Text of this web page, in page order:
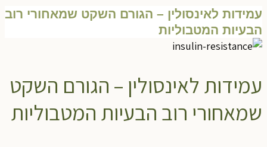
עמידות לאינסולין – הגורם השקט שמאחורי רוב
הבעיות המטבוליות
עמידות לאינסולין – הגורם השקט
שמאחורי רוב הבעיות המטבוליות